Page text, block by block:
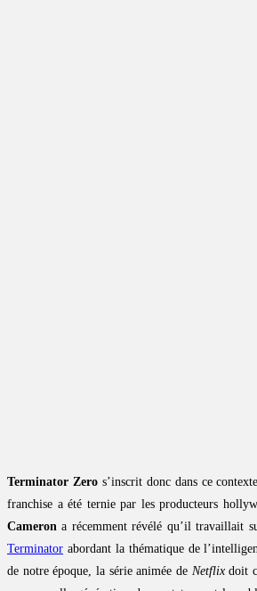
Terminator Zeros’inscrit donc dans ce
franchise a été ternie par les producteurs
Cameron a récemment révélé qu’il travaillait
Terminator abordant la thématique de
de notre époque, la série animée de Netflixdoit